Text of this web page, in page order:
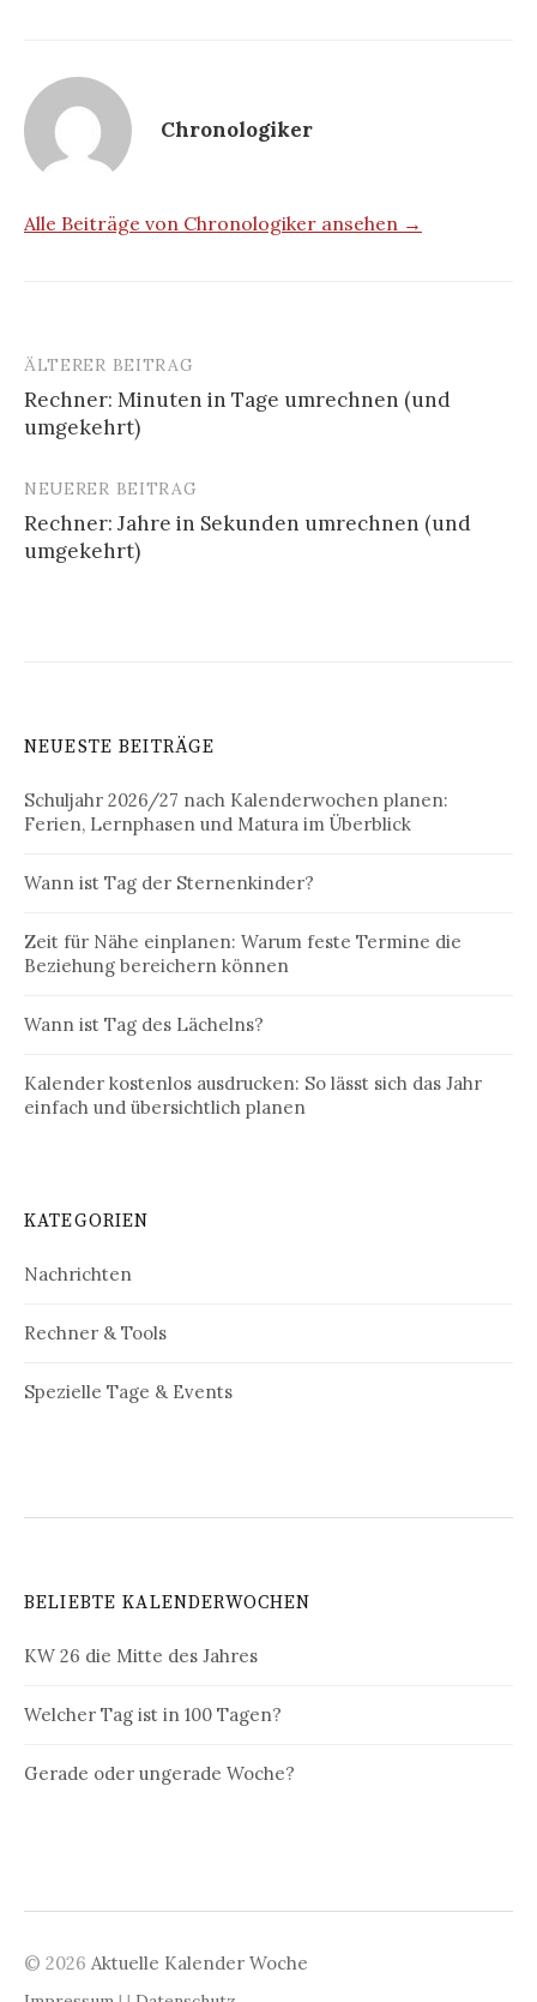
Chronologiker
Alle Beiträge von Chronologiker ansehen →
Beitrags-
Navigation
ÄLTERER BEITRAG
Rechner: Minuten in Tage umrechnen (und
umgekehrt)
NEUERER BEITRAG
Rechner: Jahre in Sekunden umrechnen (und
umgekehrt)
NEUESTE BEITRÄGE
Schuljahr 2026/27 nach Kalenderwochen planen:
Ferien, Lernphasen und Matura im Überblick
Wann ist Tag der Sternenkinder?
Zeit für Nähe einplanen: Warum feste Termine die
Beziehung bereichern können
Wann ist Tag des Lächelns?
Kalender kostenlos ausdrucken: So lässt sich das Jahr
einfach und übersichtlich planen
KATEGORIEN
Nachrichten
Rechner & Tools
Spezielle Tage & Events
BELIEBTE KALENDERWOCHEN
KW 26 die Mitte des Jahres
Welcher Tag ist in 100 Tagen?
Gerade oder ungerade Woche?
© 2026 Aktuelle Kalender Woche